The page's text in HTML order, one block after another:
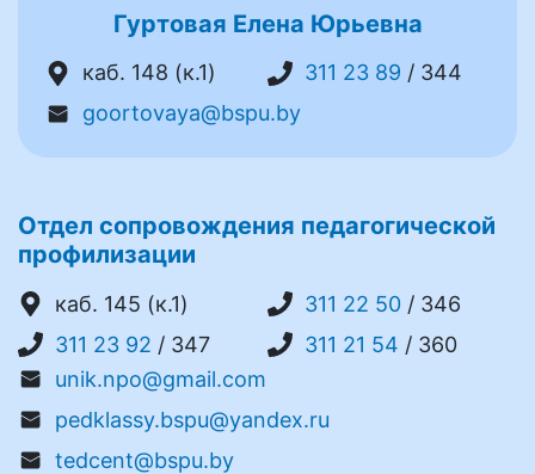
Гуртовая Елена Юрьевна
каб. 148 (к.1) 311 23 89 / 344
goortovaya@bspu.by
Отдел сопровождения педагогической
профилизации
каб. 145 (к.1) 311 22 50 / 346
311 23 92 / 347 311 21 54 / 360
unik.npo@gmail.com
pedklassy.bspu@yandex.ru
tedcent@bspu.by